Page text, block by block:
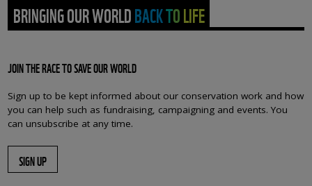
BRINGING OUR WORLD BACK TO LIFE
JOIN THE RACE TO SAVE OUR WORLD
Sign up to be kept informed about our conservation work and how
you can help such as fundraising, campaigning and events. You
can unsubscribe at any time.
SIGN UP